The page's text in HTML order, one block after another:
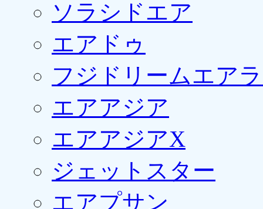
ソラシドエア
エアドゥ
フジドリームエア
エアアジア
エアアジアX
ジェットスター
エアプサン